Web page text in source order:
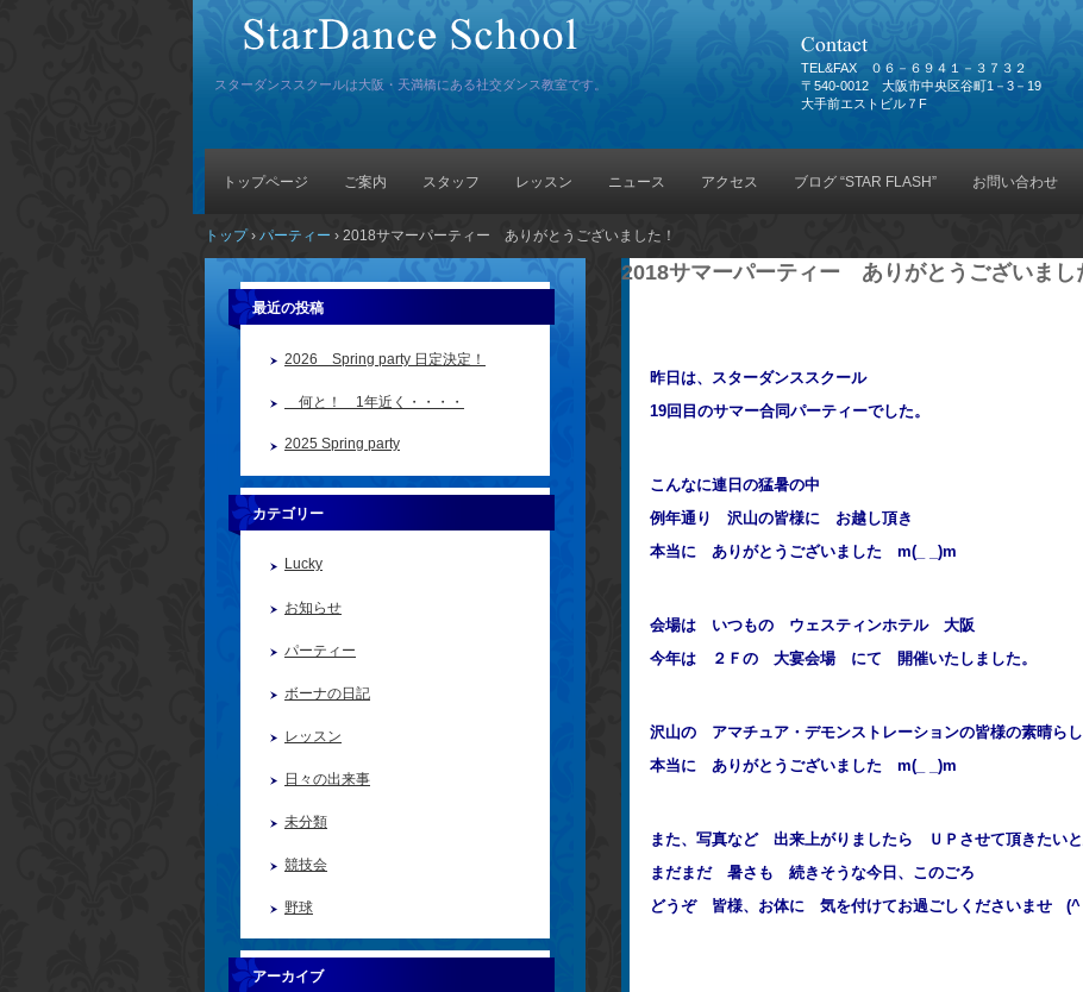
スターダンススクールは大阪・天満橋にある社交ダンス教室です。
TEL&FAX ０６－６９４１－３７３２
〒540-0012 大阪市中央区谷町1－3－19
大手前エストビル７F
トップページ ご案内 スタッフ レッスン ニュース アクセス ブログ “STAR FLASH” お問い合わせ
トップ › パーティー › 2018サマーパーティー ありがとうございました！
2018サマーパーティー ありがとうございまし
昨日は、スターダンススクール
19回目のサマー合同パーティーでした。
こんなに連日の猛暑の中
例年通り 沢山の皆様に お越し頂き
本当に ありがとうございました m(_ _)m
会場は いつもの ウェスティンホテル 大阪
今年は ２Ｆの 大宴会場 にて 開催いたしました。
沢山の アマチュア・デモンストレーションの皆様の素晴ら
本当に ありがとうございました m(_ _)m
また、写真など 出来上がりましたら ＵＰさせて頂きたい
まだまだ 暑さも 続きそうな今日、このごろ
どうぞ 皆様、お体に 気を付けてお過ごしくださいませ
最近の投稿
2026 Spring party 日定決定！
何と！ 1年近く・・・・
2025 Spring party
カテゴリー
Lucky
お知らせ
パーティー
ボーナの日記
レッスン
日々の出来事
未分類
競技会
野球
アーカイブ